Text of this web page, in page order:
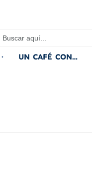
UN CAFÉ CON…